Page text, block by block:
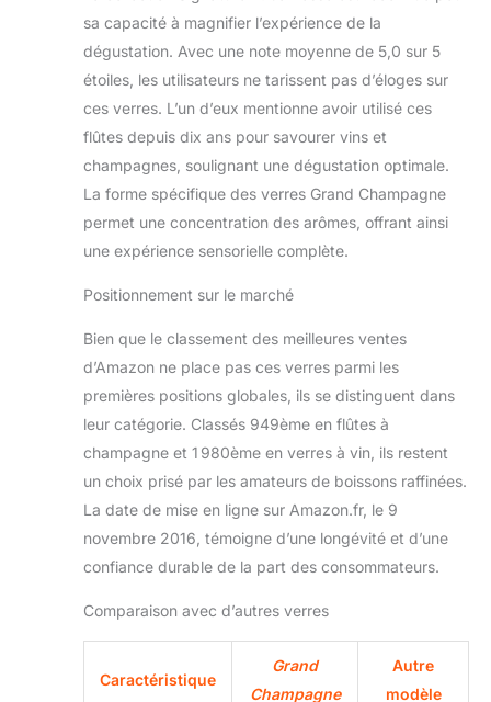
sa capacité à magnifier l’expérience de la
dégustation. Avec une note moyenne de 5,0 sur 5
étoiles, les utilisateurs ne tarissent pas d’éloges sur
ces verres. L’un d’eux mentionne avoir utilisé ces
flûtes depuis dix ans pour savourer vins et
champagnes, soulignant une dégustation optimale.
La forme spécifique des verres Grand Champagne
permet une concentration des arômes, offrant ainsi
une expérience sensorielle complète.
Positionnement sur le marché
Bien que le classement des meilleures ventes
d’Amazon ne place pas ces verres parmi les
premières positions globales, ils se distinguent dans
leur catégorie. Classés 949ème en flûtes à
champagne et 1 980ème en verres à vin, ils restent
un choix prisé par les amateurs de boissons raffinées.
La date de mise en ligne sur Amazon.fr, le 9
novembre 2016, témoigne d’une longévité et d’une
confiance durable de la part des consommateurs.
Comparaison avec d’autres verres
Caractéristique
Grand
Champagne
Autre
modèle